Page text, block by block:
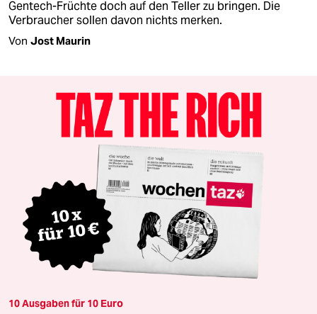
Gentech-Früchte doch auf den Teller zu bringen. Die
Verbraucher sollen davon nichts merken.
Von Jost Maurin
10 Ausgaben für 10 Euro